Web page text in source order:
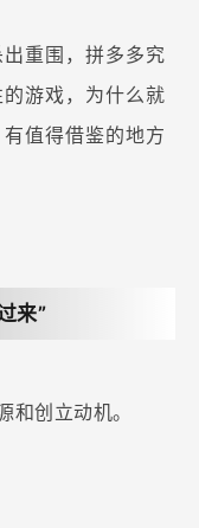
重围，拼多多究
游戏，为什么就
值得借鉴的地方
来”
和创立动机。